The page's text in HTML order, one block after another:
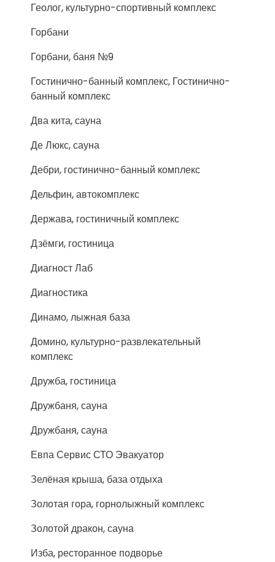
Геолог, культурно-спортивный комплекс
Горбани
Горбани, баня №9
Гостинично-банный комплекс, Гостинично-
банный комплекс
Два кита, сауна
Де Люкс, сауна
Дебри, гостинично-банный комплекс
Дельфин, автокомплекс
Держава, гостиничный комплекс
Дзёмги, гостиница
Диагност Лаб
Диагностика
Динамо, лыжная база
Домино, культурно-развлекательный
комплекс
Дружба, гостиница
Дружбаня, сауна
Дружбаня, сауна
Евпа Сервис СТО Эвакуатор
Зелёная крыша, база отдыха
Золотая гора, горнолыжный комплекс
Золотой дракон, сауна
Изба, ресторанное подворье